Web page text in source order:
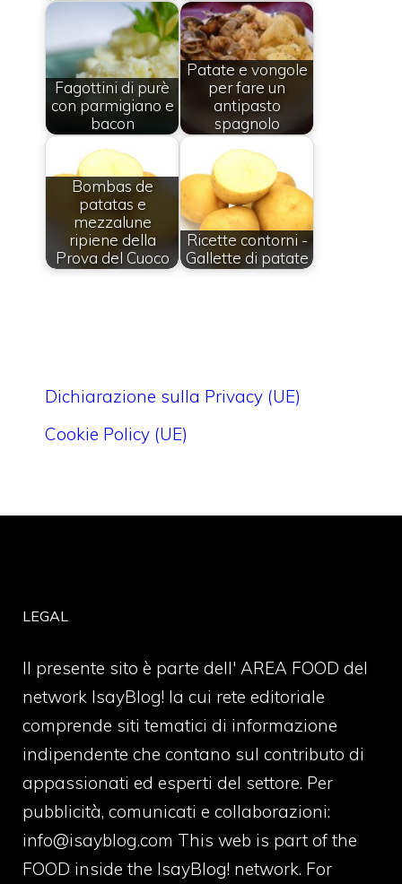
Fagottini di purè
con parmigiano e
bacon
Patate e vongole
per fare un
antipasto
spagnolo
Bombas de
patatas e
mezzalune
ripiene della
Prova del Cuoco
Ricette contorni -
Gallette di patate
Dichiarazione sulla Privacy (UE)
Cookie Policy (UE)
LEGAL
Il presente sito è parte dell' AREA FOOD del
network IsayBlog! la cui rete editoriale
comprende siti tematici di informazione
indipendente che contano sul contributo di
appassionati ed esperti del settore. Per
pubblicità, comunicati e collaborazioni:
info@isayblog.com This web is part of the
FOOD inside the IsayBlog! network. For